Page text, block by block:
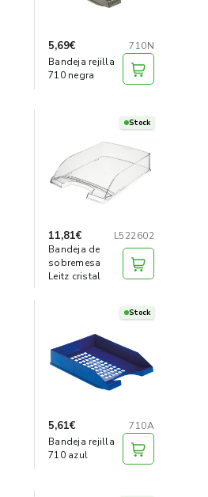
5,69€
710N
Bandeja rejilla
710 negra
Stock
11,81€
L522602
Bandeja de
sobremesa
Leitz cristal
Stock
5,61€
710A
Bandeja rejilla
710 azul